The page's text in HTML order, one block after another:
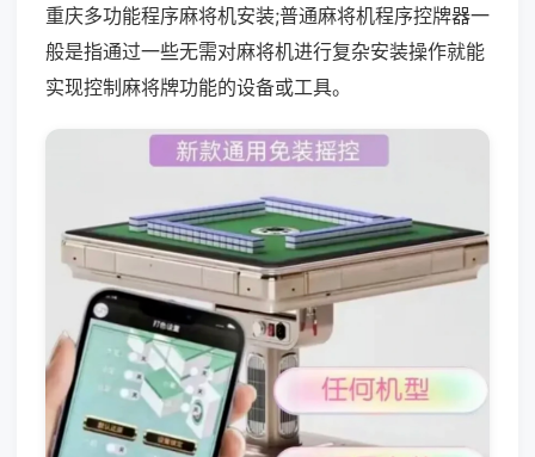
重庆多功能程序麻将机安装;普通麻将机程序控牌器一
般是指通过一些无需对麻将机进行复杂安装操作就能
实现控制麻将牌功能的设备或工具。